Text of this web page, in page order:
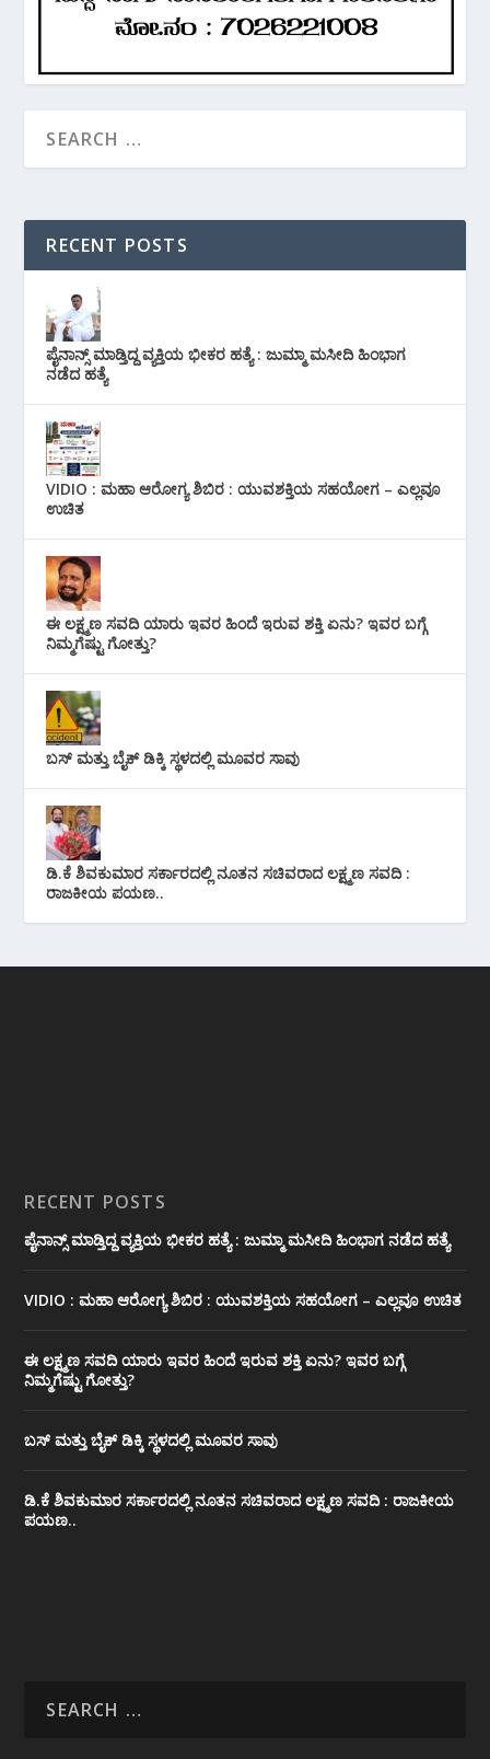
RECENT POSTS
ಪೈನಾನ್ಸ್ ಮಾಡ್ತಿದ್ದ ವ್ಯಕ್ತಿಯ ಭೀಕರ‌ ಹತ್ಯೆ : ಜುಮ್ಮಾ ಮಸೀದಿ ಹಿಂಭಾಗ
ನಡೆದ ಹತ್ಯೆ
VIDIO : ಮಹಾ ಆರೋಗ್ಯ ಶಿಬಿರ : ಯುವಶಕ್ತಿಯ ಸಹಯೋಗ – ಎಲ್ಲವೂ
ಉಚಿತ
ಈ ಲಕ್ಷ್ಮಣ ಸವದಿ ಯಾರು ಇವರ ಹಿಂದೆ ಇರುವ ಶಕ್ತಿ ಏನು? ಇವರ ಬಗ್ಗೆ
ನಿಮ್ಮಗೆಷ್ಟು ಗೋತ್ತು?
ಬಸ್ ಮತ್ತು ಬೈಕ್ ಡಿಕ್ಕಿ ಸ್ಥಳದಲ್ಲಿ ಮೂವರ ಸಾವು
ಡಿ.ಕೆ ಶಿವಕುಮಾರ ಸರ್ಕಾರದಲ್ಲಿ ನೂತನ ಸಚಿವರಾದ ಲಕ್ಷ್ಮಣ ಸವದಿ :
ರಾಜಕೀಯ ಪಯಣ..
RECENT POSTS
ಪೈನಾನ್ಸ್ ಮಾಡ್ತಿದ್ದ ವ್ಯಕ್ತಿಯ ಭೀಕರ‌ ಹತ್ಯೆ : ಜುಮ್ಮಾ ಮಸೀದಿ ಹಿಂಭಾಗ ನಡೆದ ಹತ್ಯೆ
VIDIO : ಮಹಾ ಆರೋಗ್ಯ ಶಿಬಿರ : ಯುವಶಕ್ತಿಯ ಸಹಯೋಗ – ಎಲ್ಲವೂ ಉಚಿತ
ಈ ಲಕ್ಷ್ಮಣ ಸವದಿ ಯಾರು ಇವರ ಹಿಂದೆ ಇರುವ ಶಕ್ತಿ ಏನು? ಇವರ ಬಗ್ಗೆ
ನಿಮ್ಮಗೆಷ್ಟು ಗೋತ್ತು?
ಬಸ್ ಮತ್ತು ಬೈಕ್ ಡಿಕ್ಕಿ ಸ್ಥಳದಲ್ಲಿ ಮೂವರ ಸಾವು
ಡಿ.ಕೆ ಶಿವಕುಮಾರ ಸರ್ಕಾರದಲ್ಲಿ ನೂತನ ಸಚಿವರಾದ ಲಕ್ಷ್ಮಣ ಸವದಿ : ರಾಜಕೀಯ
ಪಯಣ..